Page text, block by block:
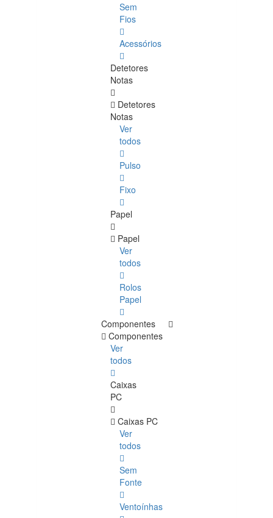
Sem
Fios
Acessórios
Detetores
Notas
Detetores
Notas
Ver
todos
Pulso
Fixo
Papel
Papel
Ver
todos
Rolos
Papel
Componentes
Componentes
Ver
todos
Caixas
PC
Caixas PC
Ver
todos
Sem
Fonte
Ventoínhas